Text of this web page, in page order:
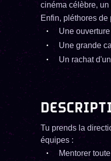
cinéma célèbre,
Enfin, pléthores de
Une
Une grande
Un rachat
Tu prends la
équipes :
Mentorer